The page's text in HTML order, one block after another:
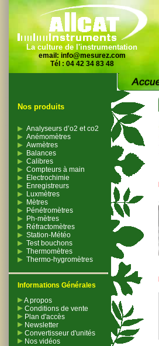
La culture de l'instrumentation
email: info@mesurez.com
Tél : 04 42 34 83 48
Nos produits
Analyseurs d’o2 et co2
Anémomètres
Awmètres
Balances
Calibres
Compteurs à main
Electrochimie
Enregistreurs
Luxmètres
Mètres
Pénétromètres
Ph-mètres
Réfractomètres
Station-Météo
Test bouchons
Thermomètres
Thermo-hygromètres
Informations Générales
A propos
Conditions de vente
Plan d'accès
Newsletter
Convertisseur d'unités
Nos vidéos